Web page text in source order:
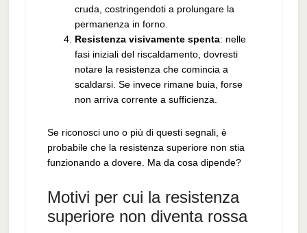
cruda, costringendoti a prolungare la
permanenza in forno.
Resistenza visivamente spenta: nelle
fasi iniziali del riscaldamento, dovresti
notare la resistenza che comincia a
scaldarsi. Se invece rimane buia, forse
non arriva corrente a sufficienza.
Se riconosci uno o più di questi segnali, è
probabile che la resistenza superiore non stia
funzionando a dovere. Ma da cosa dipende?
Motivi per cui la resistenza
superiore non diventa rossa